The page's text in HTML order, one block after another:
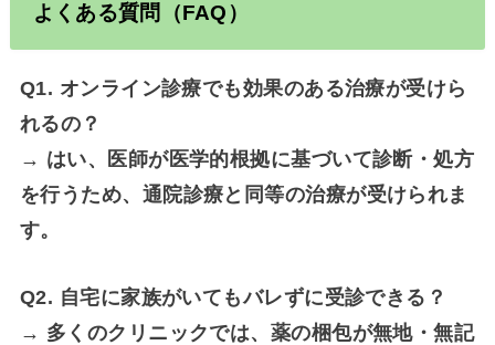
よくある質問（FAQ）
Q1. オンライン診療でも効果のある治療が受けら
れるの？
→ はい、医師が医学的根拠に基づいて診断・処方
を行うため、通院診療と同等の治療が受けられま
す。
Q2. 自宅に家族がいてもバレずに受診できる？
→ 多くのクリニックでは、薬の梱包が無地・無記